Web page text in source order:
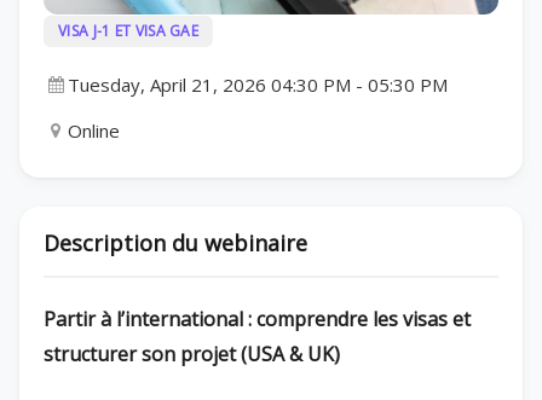
VISA J-1 ET VISA GAE
Tuesday, April 21, 2026 04:30 PM - 05:30 PM
Online
Description du webinaire
Partir à l’international : comprendre les visas et
structurer son projet (USA & UK)